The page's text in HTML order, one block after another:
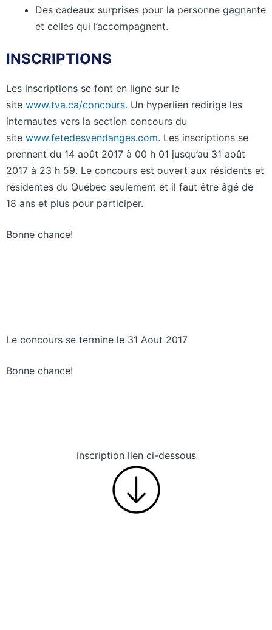
Des cadeaux surprises pour la personne gagnante
et celles qui l’accompagnent.
INSCRIPTIONS
Les inscriptions se font en ligne sur le
site www.tva.ca/concours. Un hyperlien redirige les
internautes vers la section concours du
site www.fetedesvendanges.com. Les inscriptions se
prennent du 14 août 2017 à 00 h 01 jusqu’au 31 août
2017 à 23 h 59. Le concours est ouvert aux résidents et
résidentes du Québec seulement et il faut être âgé de
18 ans et plus pour participer.
Bonne chance!
Le concours se termine le 31 Aout 2017
Bonne chance!
inscription lien ci-dessous